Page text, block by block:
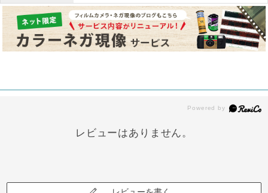
レビューはありません。